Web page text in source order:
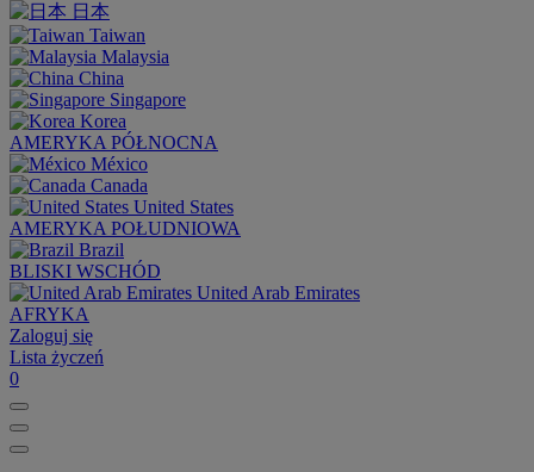
日本
Taiwan
Malaysia
China
Singapore
Korea
AMERYKA PÓŁNOCNA
México
Canada
United States
AMERYKA POŁUDNIOWA
Brazil
BLISKI WSCHÓD
United Arab Emirates
AFRYKA
Zaloguj się
Lista życzeń
0